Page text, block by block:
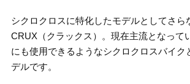
シクロクロスに特化したモデルとしてさら
CRUX（クラックス）。現在主流となって
にも使用できるようなシクロクロスバイク
デルです。